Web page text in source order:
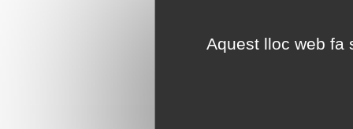
Aquest lloc web fa